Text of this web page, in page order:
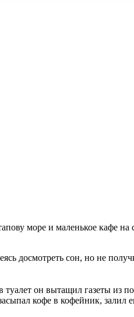
море и маленькое кафе на
досмотреть сон, но не
он вытащил газеты из
кофе в кофейник, залил